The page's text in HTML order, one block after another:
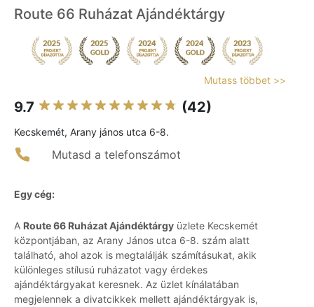
Route 66 Ruházat Ajándéktárgy
Mutass többet >>
9.7 (42)
Kecskemét, Arany jános utca 6-8.
Mutasd a telefonszámot
Egy cég:
A Route 66 Ruházat Ajándéktárgy üzlete Kecskemét
központjában, az Arany János utca 6-8. szám alatt
található, ahol azok is megtalálják számításukat, akik
különleges stílusú ruházatot vagy érdekes
ajándéktárgyakat keresnek. Az üzlet kínálatában
megjelennek a divatcikkek mellett ajándéktárgyak is,